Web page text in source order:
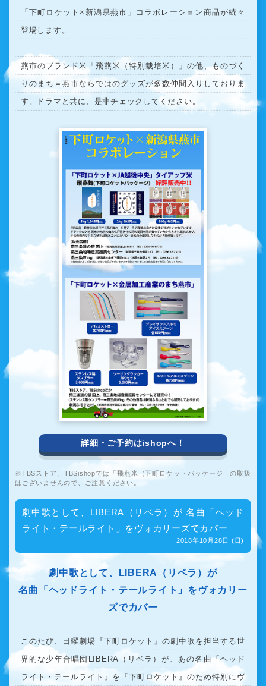
「下町ロケット×新潟県燕市」コラボレーション商品が続々
登場します。
燕市のブランド米「飛燕米（特別栽培米）」の他、ものづく
りのまち＝燕市ならではのグッズが多数仲間入りしておりま
す。ドラマと共に、是非チェックしてください。
詳細・ご予約はishopへ！
TBSストア、TBSishopでは「飛燕米（下町ロケットパッケージ」の取扱
はございませんので、ご注意ください。
劇中歌として、LIBERA（リベラ）が 名曲「ヘッド
ライト・テールライト」をヴォカリーズでカバー
2018年10月28日 (日)
劇中歌として、LIBERA（リベラ）が
名曲「ヘッドライト・テールライト」をヴォカリー
ズでカバー
このたび、日曜劇場『下町ロケット』の劇中歌を担当する世
界的な少年合唱団LIBERA（リベラ）が、あの名曲「ヘッド
ライト・テールライト」を『下町ロケット』のため特別にヴ